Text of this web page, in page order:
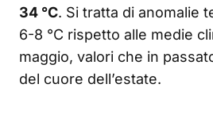
34 °C. Si tratta di anomalie
6-8 °C rispetto alle medie
maggio, valori che in
del cuore dell’estate.